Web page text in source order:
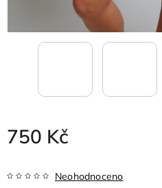
750 Kč
Neohodnoceno